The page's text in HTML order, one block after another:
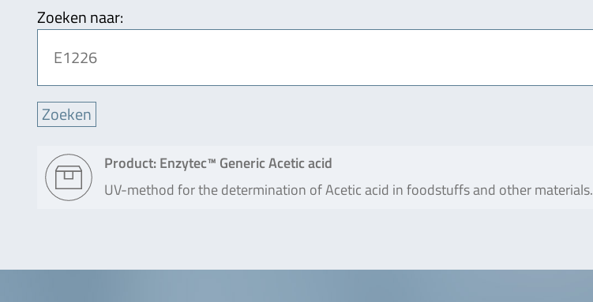
Zoeken naar:
Product: Enzytec™ Generic Acetic acid
UV-method for the determination of Acetic acid in foodstuffs and other materials.